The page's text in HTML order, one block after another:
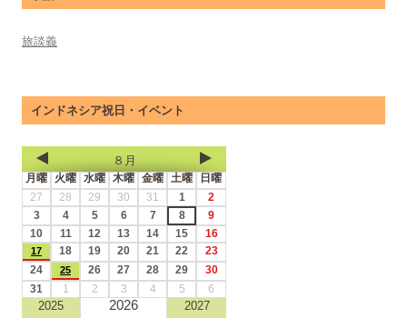
旅談義
インドネシア祝日・イベント
８月
月曜 火曜 水曜 木曜 金曜 土曜
日曜
27
28 29 30 31 1
2
3
4 5 6 7 8
9
10
11 12 13 14 15 16
17 18 19 20 21 22
23
24
25 26 27 28 29
30
31
1 2 3 4 5 6
2025 2026 2027